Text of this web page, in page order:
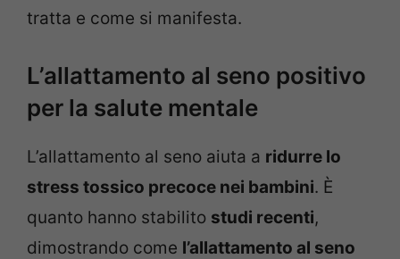
tratta e come si manifesta.
L’allattamento al seno positivo
per la salute mentale
L’allattamento al seno aiuta a ridurre lo
stress tossico precoce nei bambini. È
quanto hanno stabilito studi recenti,
dimostrando come l’allattamento al seno